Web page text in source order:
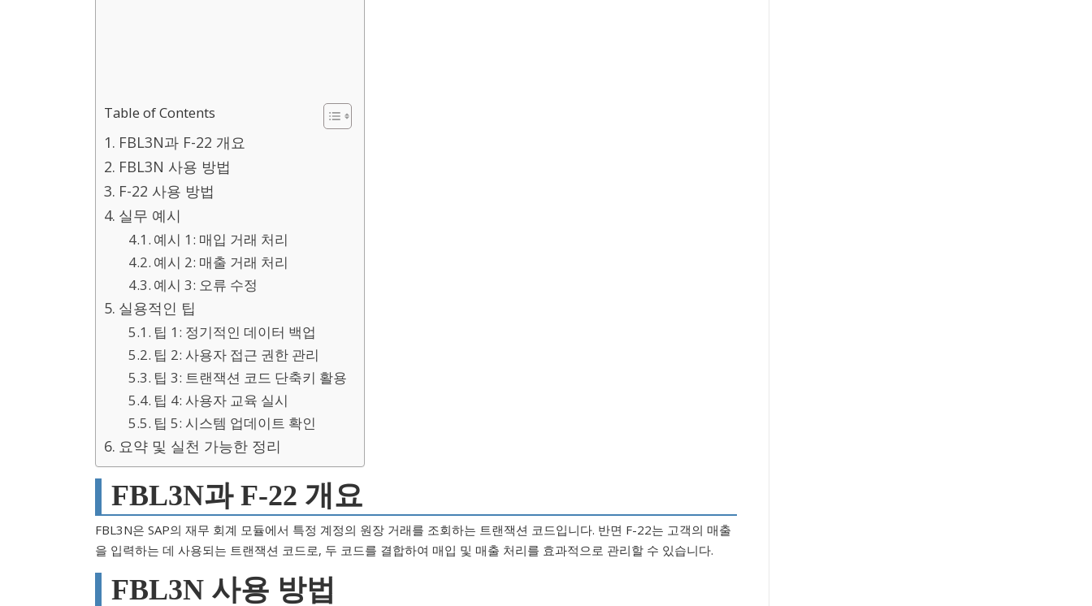
Table of Contents
FBL3N과 F-22 개요
FBL3N 사용 방법
F-22 사용 방법
실무 예시
예시 1: 매입 거래 처리
예시 2: 매출 거래 처리
예시 3: 오류 수정
실용적인 팁
팁 1: 정기적인 데이터 백업
팁 2: 사용자 접근 권한 관리
팁 3: 트랜잭션 코드 단축키 활용
팁 4: 사용자 교육 실시
팁 5: 시스템 업데이트 확인
요약 및 실천 가능한 정리
FBL3N과 F-22 개요
FBL3N은 SAP의 재무 회계 모듈에서 특정 계정의 원장 거래를 조회하는 트랜잭션 코드입니다. 반면 F-22는 고객의 매출
을 입력하는 데 사용되는 트랜잭션 코드로, 두 코드를 결합하여 매입 및 매출 처리를 효과적으로 관리할 수 있습니다.
FBL3N 사용 방법